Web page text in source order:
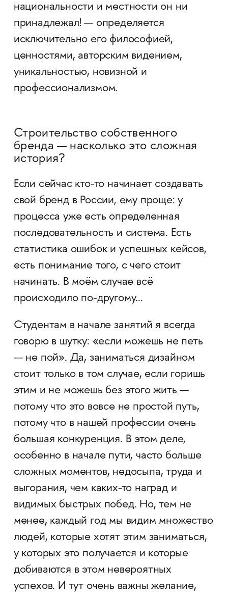
национальности и местности он ни
принадлежал! — определяется
исключительно его философией,
ценностями, авторским видением,
уникальностью, новизной и
профессионализмом.
Строительство собственного
бренда — насколько это сложная
история?
Если сейчас кто-то начинает создавать
свой бренд в России, ему проще: у
процесса уже есть определенная
последовательность и система. Есть
статистика ошибок и успешных кейсов,
есть понимание того, с чего стоит
начинать. В моём случае всё
происходило по-другому...
Студентам в начале занятий я всегда
говорю в шутку: «если можешь не петь
— не пой». Да, заниматься дизайном
стоит только в том случае, если горишь
этим и не можешь без этого жить —
потому что это вовсе не простой путь,
потому что в нашей профессии очень
большая конкуренция. В этом деле,
особенно в начале пути, часто больше
сложных моментов, недосыпа, труда и
выгорания, чем каких-то наград и
видимых быстрых побед. Но, тем не
менее, каждый год мы видим множество
людей, которые хотят этим заниматься,
у которых это получается и которые
добиваются в этом невероятных
успехов. И тут очень важны желание,